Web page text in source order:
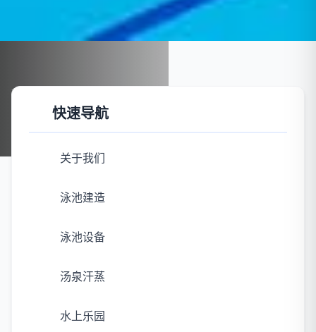
首页
泳池建造
快速导航
关于我们
泳池建造
泳池设备
汤泉汗蒸
水上乐园